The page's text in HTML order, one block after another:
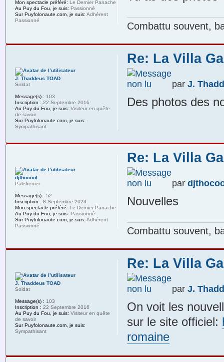
Combattu souvent,
Mon spectacle préféré: Le Dernier Panache
Au Puy du Fou, je suis: Passionné
Sur Puyfolonaute.com, je suis: Adhérent
Passionné
Re: La Villa
par J.
Des photos des
J. Thaddeus TOAD
Soldat
Message(s) : 103
Inscription : 22 Septembre 2016
Au Puy du Fou, je suis: Visiteur en quête
de savoir
Sur Puyfolonaute.com, je suis:
Sympathisant
Re: La Villa
par
Nouvelles
Combattu souvent,
djthocool
Palefrenier
Message(s) : 52
Inscription : 8 Septembre 2023
Mon spectacle préféré: Le Dernier Panache
Au Puy du Fou, je suis: Passionné
Sur Puyfolonaute.com, je suis: Adhérent
Passionné
Re: La Villa
par J.
On voit les
sur le site officiel:
romaine
J. Thaddeus TOAD
Soldat
Message(s) : 103
Inscription : 22 Septembre 2016
Au Puy du Fou, je suis: Visiteur en quête
de savoir
Sur Puyfolonaute.com, je suis:
Sympathisant